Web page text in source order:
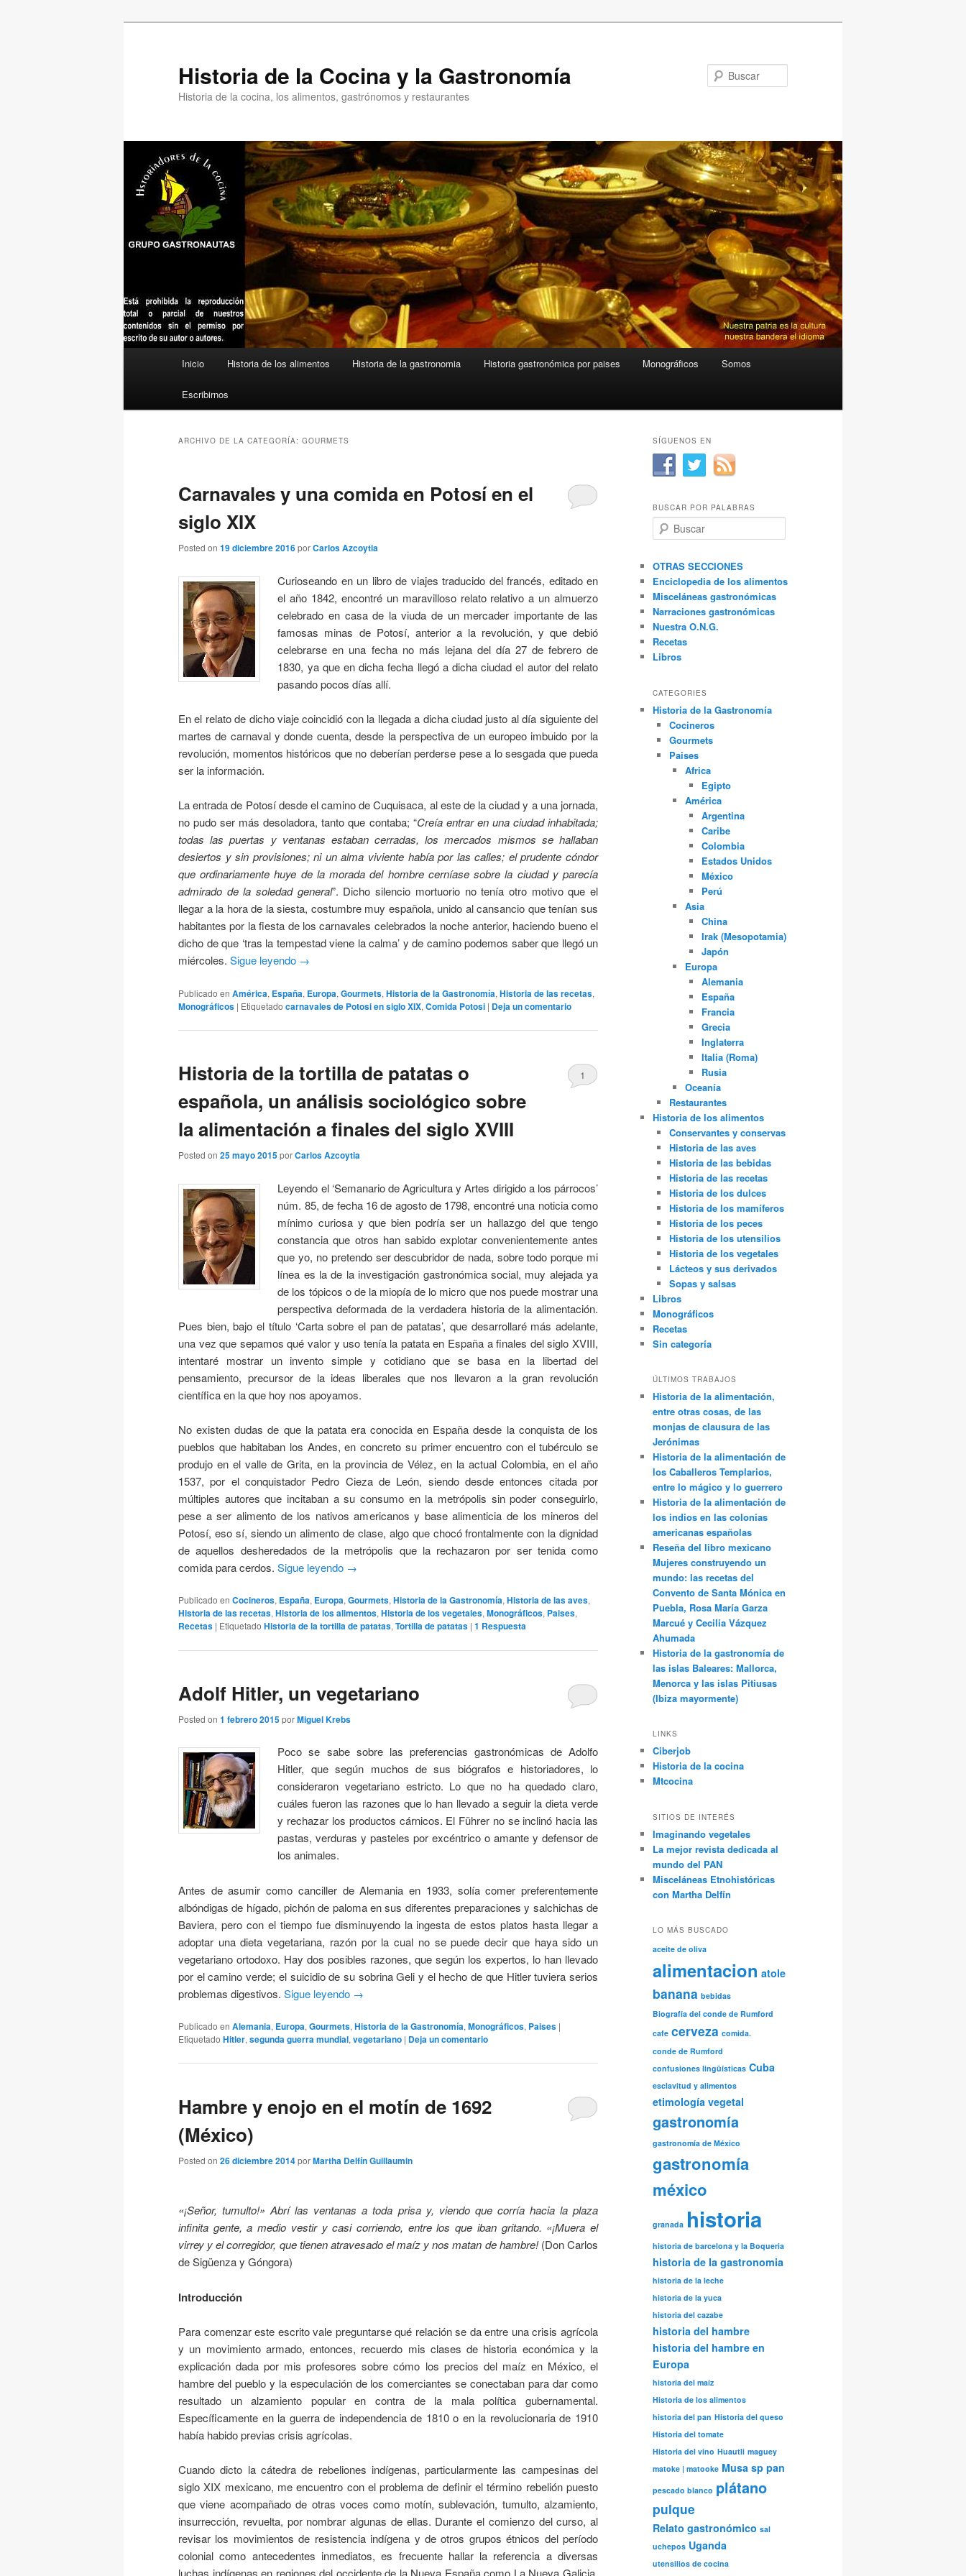
Historia de la Cocina y la Gastronomía
Historia de la cocina, los alimentos, gastrónomos y restaurantes
Inicio Historia de los alimentos Historia de la gastronomia Historia gastronómica por paises Monográficos Somos
Escribirnos
ARCHIVO DE LA CATEGORÍA: GOURMETS
Carnavales y una comida en Potosí en el
siglo XIX
Posted on 19 diciembre 2016porCarlos Azcoytia
Curioseando en un libro de viajes traducido del francés, editado en
el año 1842, encontré un maravilloso relato relativo a un almuerzo
celebrado en casa de la viuda de un mercader importante de las
famosas minas de Potosí, anterior a la revolución, y que debió
celebrarse en una fecha no más lejana del día 27 de febrero de
1830, ya que en dicha fecha llegó a dicha ciudad el autor del relato
pasando pocos días allí.
En el relato de dicho viaje coincidió con la llegada a dicha ciudad justo al día siguiente del
martes de carnaval y donde cuenta, desde la perspectiva de un europeo imbuido por la
revolución, momentos históricos que no deberían perderse pese a lo sesgada que pueda
ser la información.
La entrada de Potosí desde el camino de Cuquisaca, al este de la ciudad y a una jornada,
no pudo ser más desoladora, tanto que contaba; “Creía entrar en una ciudad inhabitada;
todas las puertas y ventanas estaban cerradas, los mercados mismos se hallaban
desiertos y sin provisiones; ni un alma viviente había por las calles; el prudente cóndor
que ordinariamente huye de la morada del hombre cerníase sobre la ciudad y parecía
admirado de la soledad general”. Dicho silencio mortuorio no tenía otro motivo que el
llegar a la hora de la siesta, costumbre muy española, unido al cansancio que tenían sus
habitantes por la fiesta de los carnavales celebrados la noche anterior, haciendo bueno el
dicho de que ‘tras la tempestad viene la calma’ y de camino podemos saber que llegó un
miércoles. Sigue leyendo →
Publicado en América, España, Europa, Gourmets, Historia de la Gastronomía, Historia de las recetas,
Monográficos | Etiquetado carnavales de Potosi en siglo XIX, Comida Potosi | Deja un comentario
Historia de la tortilla de patatas o
española, un análisis sociológico sobre
la alimentación a finales del siglo XVIII
Posted on 25 mayo 2015porCarlos Azcoytia
1
Leyendo el ‘Semanario de Agricultura y Artes dirigido a los párrocos’
núm. 85, de fecha 16 de agosto de 1798, encontré una noticia como
mínimo curiosa y que bien podría ser un hallazgo del que tengo
constancia que otros han sabido explotar convenientemente antes
que yo, no pretendo ser descubridor de nada, sobre todo porque mi
línea es la de la investigación gastronómica social, muy alejada ya
de los tópicos o de la miopía de lo micro que nos puede mostrar una
perspectiva deformada de la verdadera historia de la alimentación.
Pues bien, bajo el título ‘Carta sobre el pan de patatas’, que desarrollaré más adelante,
una vez que sepamos qué valor y uso tenía la patata en España a finales del siglo XVIII,
intentaré mostrar un invento simple y cotidiano que se basa en la libertad del
pensamiento, precursor de la ideas liberales que nos llevaron a la gran revolución
científica en la que hoy nos apoyamos.
No existen dudas de que la patata era conocida en España desde la conquista de los
pueblos que habitaban los Andes, en concreto su primer encuentro con el tubérculo se
produjo en el valle de Grita, en la provincia de Vélez, en la actual Colombia, en el año
1537, por el conquistador Pedro Cieza de León, siendo desde entonces citada por
múltiples autores que incitaban a su consumo en la metrópolis sin poder conseguirlo,
pese a ser alimento de los nativos americanos y base alimenticia de los mineros del
Potosí, eso sí, siendo un alimento de clase, algo que chocó frontalmente con la dignidad
de aquellos desheredados de la metrópolis que la rechazaron por ser tenida como
comida para cerdos. Sigue leyendo →
Publicado en Cocineros, España, Europa, Gourmets, Historia de la Gastronomía, Historia de las aves,
Historia de las recetas, Historia de los alimentos, Historia de los vegetales, Monográficos, Paises,
Recetas | Etiquetado Historia de la tortilla de patatas, Tortilla de patatas | 1 Respuesta
Adolf Hitler, un vegetariano
Posted on 1 febrero 2015porMiguel Krebs
Poco se sabe sobre las preferencias gastronómicas de Adolfo
Hitler, que según muchos de sus biógrafos e historiadores, lo
consideraron vegetariano estricto. Lo que no ha quedado claro,
cuáles fueron las razones que lo han llevado a seguir la dieta verde
y rechazar los productos cárnicos. El Führer no se inclinó hacia las
pastas, verduras y pasteles por excéntrico o amante y defensor de
los animales.
Antes de asumir como canciller de Alemania en 1933, solía comer preferentemente
albóndigas de hígado, pichón de paloma en sus diferentes preparaciones y salchichas de
Baviera, pero con el tiempo fue disminuyendo la ingesta de estos platos hasta llegar a
adoptar una dieta vegetariana, razón por la cual no se puede decir que haya sido un
vegetariano ortodoxo. Hay dos posibles razones, que según los expertos, lo han llevado
por el camino verde; el suicidio de su sobrina Geli y el hecho de que Hitler tuviera serios
problemas digestivos. Sigue leyendo →
Publicado en Alemania, Europa, Gourmets, Historia de la Gastronomía, Monográficos, Paises |
Etiquetado Hitler, segunda guerra mundial, vegetariano | Deja un comentario
Hambre y enojo en el motín de 1692
(México)
Posted on 26 diciembre 2014porMartha Delfín Guillaumin
«¡Señor, tumulto!» Abrí las ventanas a toda prisa y, viendo que corría hacia la plaza
infinita gente, a medio vestir y casi corriendo, entre los que iban gritando. «¡Muera el
virrey y el corregidor, que tienen atravesado el maíz y nos matan de hambre!(Don Carlos
de Sigüenza y Góngora)
Introducción
Para comenzar este escrito vale preguntarse qué relación se da entre una crisis agrícola
y un movimiento armado, entonces, recuerdo mis clases de historia económica y la
explicación dada por mis profesores sobre cómo los precios del maíz en México, el
hambre del pueblo y la especulación de los comerciantes se conectaban para dar como
resultado un alzamiento popular en contra de la mala política gubernamental.
Específicamente en la guerra de independencia de 1810 o en la revolucionaria de 1910
había habido previas crisis agrícolas.
Cuando dicto la cátedra de rebeliones indígenas, particularmente las campesinas del
siglo XIX mexicano, me encuentro con el problema de definir el término rebelión puesto
que viene acompañado de otras voces como motín, sublevación, tumulto, alzamiento,
insurrección, revuelta, por nombrar algunas de ellas. Durante el comienzo del curso, al
revisar los movimientos de resistencia indígena y de otros grupos étnicos del período
colonial como antecedentes inmediatos, es frecuente hallar la referencia a diversas
SÍGUENOS EN
BUSCAR POR PALABRAS
u
c
a
r
OTRAS SECCIONES
Enciclopedia de los alimentos
Misceláneas gastronómicas
Narraciones gastronómicas
Nuestra O.N.G.
Recetas
Libros
CATEGORIES
Historia de la Gastronomía
Cocineros
Gourmets
Paises
Africa
Egipto
América
Argentina
Caribe
Colombia
Estados Unidos
México
Perú
Asia
China
Irak (Mesopotamia)
Japón
Europa
Alemania
España
Francia
Grecia
Inglaterra
Italia (Roma)
Rusia
Oceanía
Restaurantes
Historia de los alimentos
Conservantes y conservas
Historia de las aves
Historia de las bebidas
Historia de las recetas
Historia de los dulces
Historia de los mamíferos
Historia de los peces
Historia de los utensilios
Historia de los vegetales
Lácteos y sus derivados
Sopas y salsas
Libros
Monográficos
Recetas
Sin categoría
ÚLTIMOS TRABAJOS
Historia de la alimentación,
entre otras cosas, de las
monjas de clausura de las
Jerónimas
Historia de la alimentación de
los Caballeros Templarios,
entre lo mágico y lo guerrero
Historia de la alimentación de
los indios en las colonias
americanas españolas
Reseña del libro mexicano
Mujeres construyendo un
mundo: las recetas del
Convento de Santa Mónica en
Puebla, Rosa María Garza
Marcué y Cecilia Vázquez
Ahumada
Historia de la gastronomía de
las islas Baleares: Mallorca,
Menorca y las islas Pitiusas
(Ibiza mayormente)
LINKS
Ciberjob
Historia de la cocina
Mtcocina
SITIOS DE INTERÉS
Imaginando vegetales
La mejor revista dedicada al
mundo del PAN
Misceláneas Etnohistóricas
con Martha Delfín
LO MÁS BUSCADO
aceite de oliva
alimentacion atole
banana bebidas
Biografía del conde de Rumford
cafe cerveza comida.
conde de Rumford
confusiones lingüísticas Cuba
esclavitud y alimentos
etimología vegetal
gastronomía
gastronomía de México
gastronomía
méxico
granada historia
historia de barcelona y la Boqueria
historia de la gastronomia
historia de la leche
historia de la yuca
historia del cazabe
historia del hambre
historia del hambre en
Europa
historia del maíz
Historia de los alimentos
historia del pan Historia del queso
Historia del tomate
Historia del vino Huautli maguey
matoke | matooke Musa sp pan
pescado blanco plátano
pulque
Relato gastronómico sal
uchepos Uganda
utensilios de cocina